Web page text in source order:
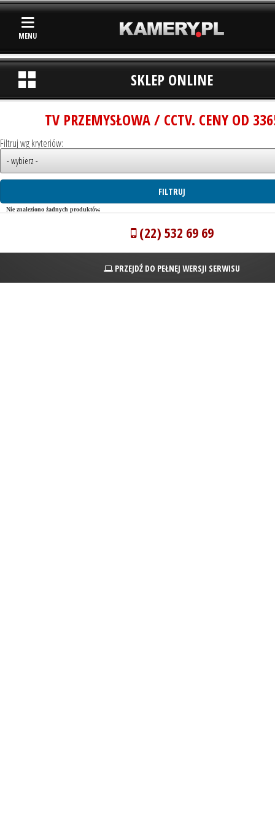
MENU
SKLEP ONLINE
TV PRZEMYSŁOWA / CCTV. CENY OD
Filtruj wg kryteriów:
Nie znaleziono żadnych produktów.
(22) 532 69 69
PRZEJDŹ DO PEŁNEJ WERSJI SERWISU